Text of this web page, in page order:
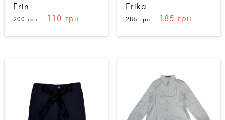
Erin
200 грн 110 грн
Erika
285 грн 185 грн